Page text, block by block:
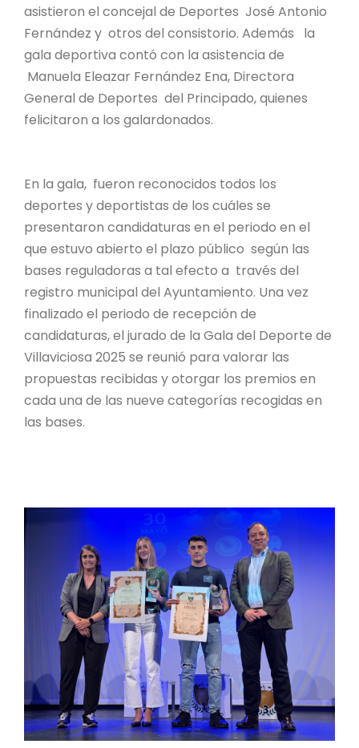
asistieron el concejal de Deportes José Antonio
Fernández y otros del consistorio. Además la
gala deportiva contó con la asistencia de
Manuela Eleazar Fernández Ena, Directora
General de Deportes del Principado, quienes
felicitaron a los galardonados.
En la gala, fueron reconocidos todos los
deportes y deportistas de los cuáles se
presentaron candidaturas en el periodo en el
que estuvo abierto el plazo público según las
bases reguladoras a tal efecto a través del
registro municipal del Ayuntamiento. Una vez
finalizado el periodo de recepción de
candidaturas, el jurado de la Gala del Deporte de
Villaviciosa 2025 se reunió para valorar las
propuestas recibidas y otorgar los premios en
cada una de las nueve categorías recogidas en
las bases.